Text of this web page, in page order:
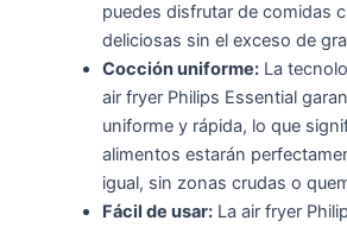
puedes disfrutar de comidas
deliciosas sin el exceso de
Cocción uniforme:La
air fryer Philips Essential
uniforme y rápida, lo que
alimentos estarán
igual, sin zonas crudas o
Fácil de usar:La air fryer